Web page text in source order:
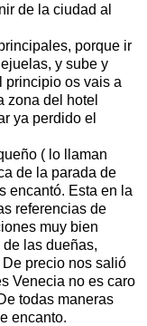
de la ciudad al
porque ir
y sube y
principio os vais a
zona del hotel
ya perdido el
( lo llaman
de la parada de
encantó. Esta en la
referencias de
muy bien
las dueñas,
precio nos salió
Venecia no es caro
todas maneras
encanto.